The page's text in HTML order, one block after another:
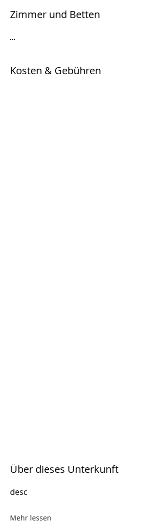
Zimmer und Betten
...
Kosten & Gebühren
Über dieses Unterkunft
desc
Mehr lessen